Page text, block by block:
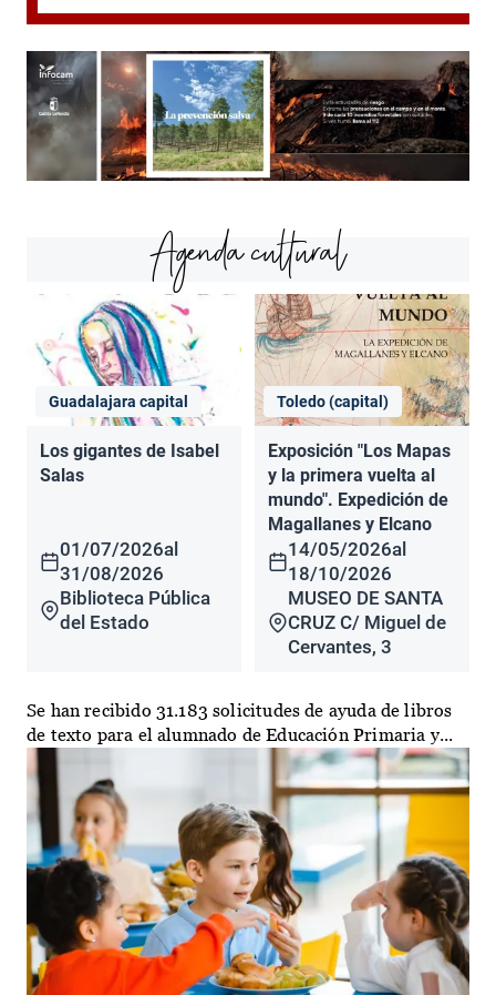
Agenda cultural
Guadalajara capital
Los gigantes de Isabel
Salas
01/07/2026al
31/08/2026
Biblioteca Pública
del Estado
Toledo (capital)
Exposición "Los Mapas
y la primera vuelta al
mundo". Expedición de
Magallanes y Elcano
14/05/2026al
18/10/2026
MUSEO DE SANTA
CRUZ C/ Miguel de
Cervantes, 3
Se han recibido 31.183 solicitudes de ayuda de libros
de texto para el alumnado de Educación Primaria y...